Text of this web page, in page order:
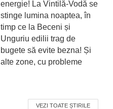
energie! La Vintilă-Vodă se
stinge lumina noaptea, în
timp ce la Beceni și
Unguriu edilii trag de
bugete să evite bezna! Și
alte zone, cu probleme
VEZI TOATE ȘTIRILE